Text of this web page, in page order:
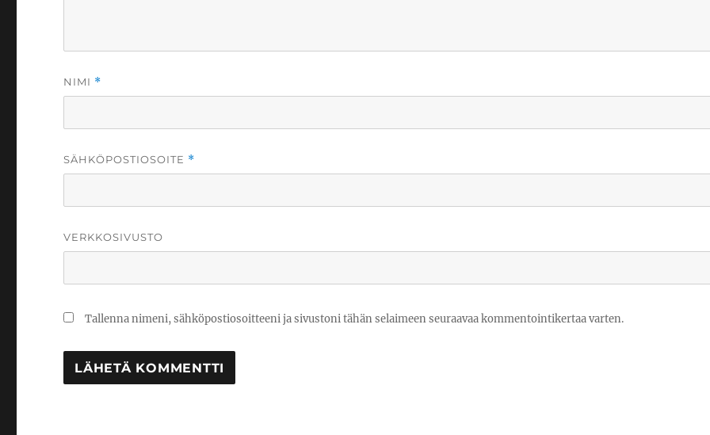
NIMI *
SÄHKÖPOSTIOSOITE *
VERKKOSIVUSTO
Tallenna nimeni, sähköpostiosoitteeni ja sivustoni tähän selaimeen seuraavaa kommentointikertaa varten.